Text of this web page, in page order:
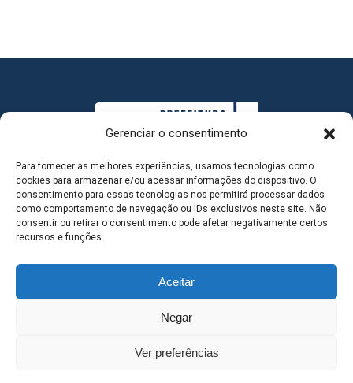
Gerenciar o consentimento
Para fornecer as melhores experiências, usamos tecnologias como
cookies para armazenar e/ou acessar informações do dispositivo. O
consentimento para essas tecnologias nos permitirá processar dados
como comportamento de navegação ou IDs exclusivos neste site. Não
consentir ou retirar o consentimento pode afetar negativamente certos
recursos e funções.
Aceitar
Negar
Ver preferências
MAPA DO SITE
SEDE DO ADMINISTRATIVO MUNICIPAL - Avenida